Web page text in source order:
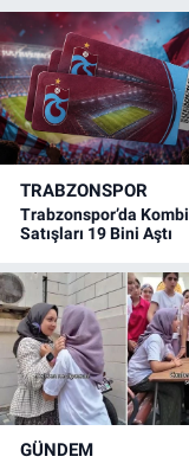
TRABZONSPOR
Trabzonspor’da
Satışları 19 Bini Aştı
GÜNDEM